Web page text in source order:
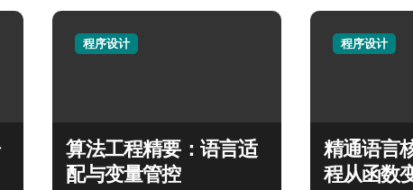
程序设计
算法工程精要：语言适
配与变量管控
程序设计
精通语言
程从函数